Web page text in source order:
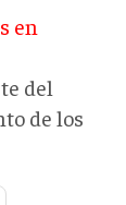
en
del
de los